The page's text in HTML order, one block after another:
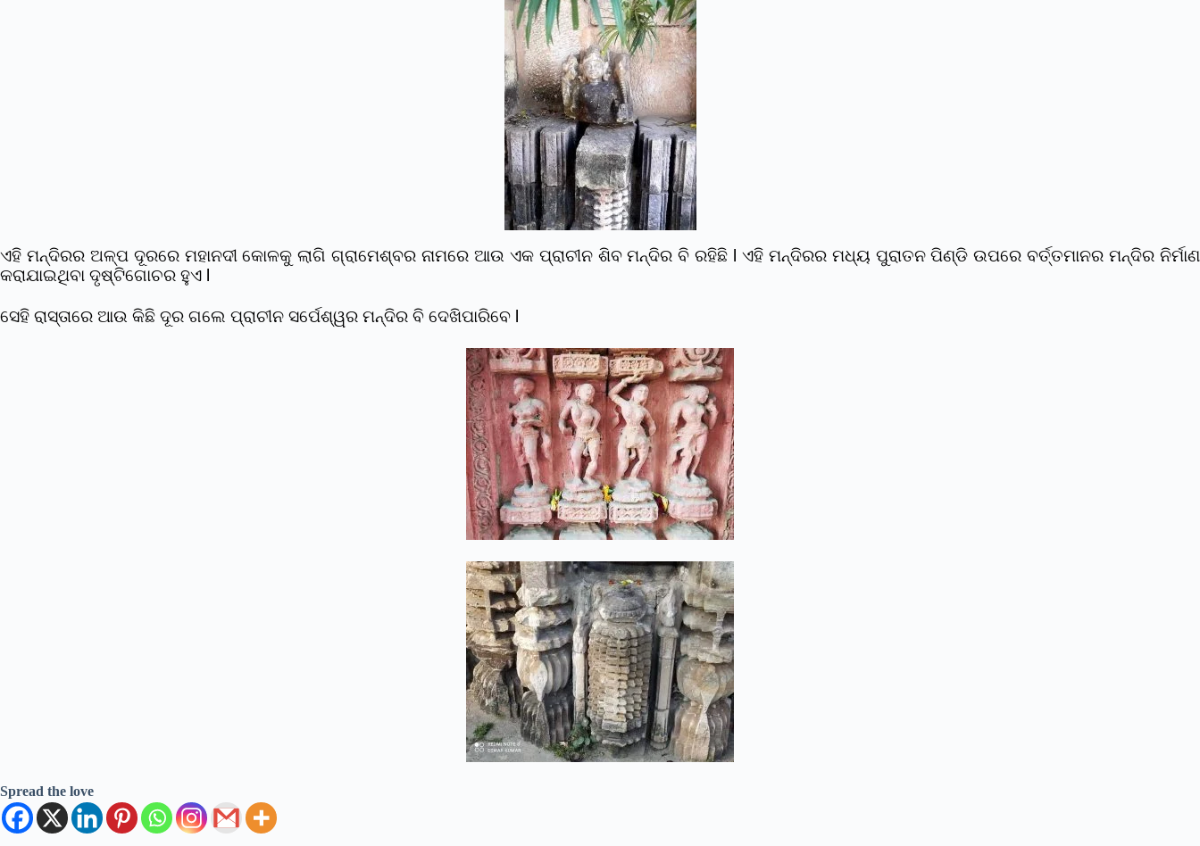
ଏହି ମନ୍ଦିରର ଅଳ୍ପ ଦୂରରେ ମହାନଦୀ କୋଳକୁ ଲାଗି ଗ୍ରାମେଶ୍ବର ନାମରେ ଆଉ ଏକ ପ୍ରାଚୀନ ଶିବ ମନ୍ଦିର ବି ରହିଛି l ଏହି ମନ୍ଦିରର ମଧ୍ୟ ପୁରାତନ ପିଣ୍ଡି ଉପରେ ବର୍ତ୍ତମାନର ମନ୍ଦିର ନିର୍ମାଣ
କରାଯାଇଥିବା ଦୃଷ୍ଟିଗୋଚର ହୁଏ l
ସେହି ରାସ୍ତାରେ ଆଉ କିଛି ଦୂର ଗଲେ ପ୍ରାଚୀନ ସର୍ପେଶ୍ୱର ମନ୍ଦିର ବି ଦେଖିପାରିବେ l
Spread the love